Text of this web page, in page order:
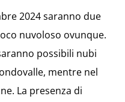
2024 saranno due
nuvoloso ovunque.
possibili nubi
mentre nel
La presenza di